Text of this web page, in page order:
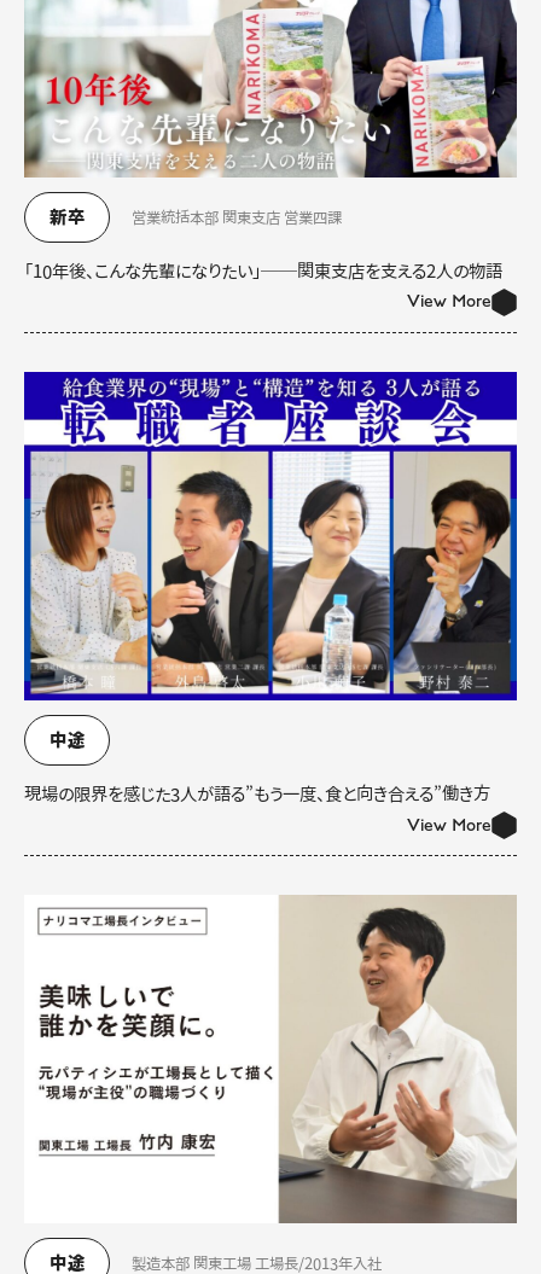
新卒 営業統括本部 関東支店 営業四課
「10年後、こんな先輩になりたい」──関東支店を支える2人の物語
View More
中途
現場の限界を感じた3人が語る”もう一度、食と向き合える”働き方
View More
中途 製造本部 関東工場 工場長/2013年入社